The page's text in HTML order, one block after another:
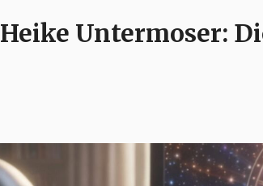
Heike Untermoser: